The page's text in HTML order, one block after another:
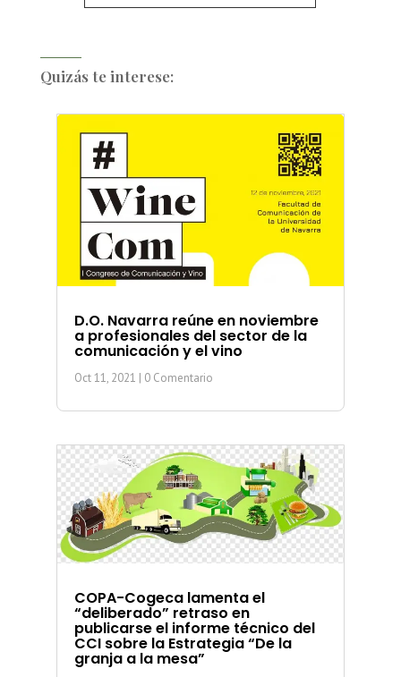
Quizás te interese:
D.O. Navarra reúne en noviembre
a profesionales del sector de la
comunicación y el vino
Oct 11, 2021 | 0 Comentario
COPA-Cogeca lamenta el
“deliberado” retraso en
publicarse el informe técnico del
CCI sobre la Estrategia “De la
granja a la mesa”